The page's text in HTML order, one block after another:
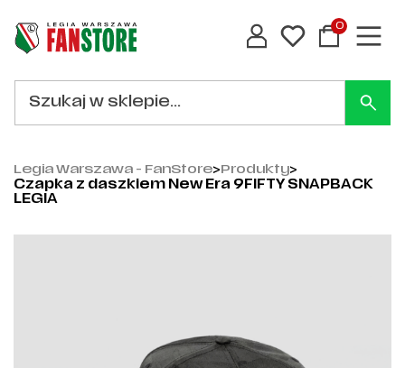
0
Legia Warszawa - FanStore>Produkty>
Czapka z daszkiem New Era 9FIFTY SNAPBACK
LEGIA